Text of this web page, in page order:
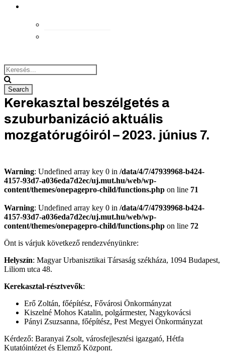
Kerekasztal beszélgetés a
szuburbanizáció aktuális
mozgatórugóiról – 2023. június 7.
Warning: Undefined array key 0 in /data/4/7/47939968-b424-
4157-93d7-a036eda7d2ec/uj.mut.hu/web/wp-
content/themes/onepagepro-child/functions.php on line 71
Warning: Undefined array key 0 in /data/4/7/47939968-b424-
4157-93d7-a036eda7d2ec/uj.mut.hu/web/wp-
content/themes/onepagepro-child/functions.php on line 72
Önt is várjuk következő rendezvényünkre:
Helyszín: Magyar Urbanisztikai Társaság székháza, 1094 Budapest,
Liliom utca 48.
Kerekasztal-résztvevők:
Erő Zoltán, főépítész, Fővárosi Önkormányzat
Kiszelné Mohos Katalin, polgármester, Nagykovácsi
Pányi Zsuzsanna, főépítész, Pest Megyei Önkormányzat
Kérdező: Baranyai Zsolt, városfejlesztési igazgató, Hétfa
Kutatóintézet és Elemző Központ.